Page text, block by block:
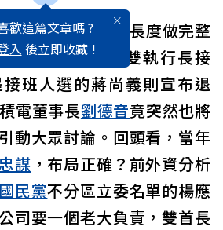
歡這篇文章嗎 ?
入 後立即收藏 !
《遠見》以10年長度做完整
年台積電啟動雙執行長接
班人選的蔣尚義則宣布退
電董事長劉德音竟突然也將
動大眾討論。回頭看，當年
謀 ，布局正確？前外資分析
國民黨不分區立委名單的楊應
司要一個老大負責，雙首長